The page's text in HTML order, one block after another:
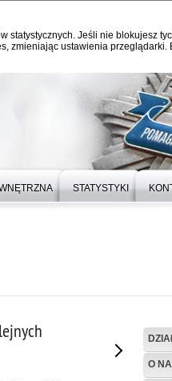
statystycznych. Jeśli nie blokujesz
zmieniając ustawienia
STATYSTYKI
O